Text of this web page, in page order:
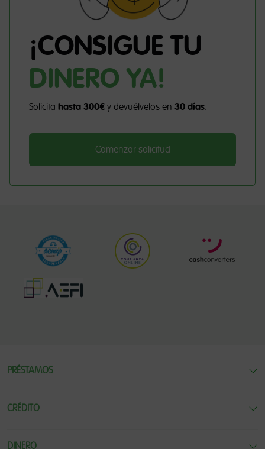
¡CONSIGUE TU
DINERO YA!
Solicita hasta 300€ y devuélvelos en 30 días.
Comenzar solicitud
PRÉSTAMOS
CRÉDITO
DINERO